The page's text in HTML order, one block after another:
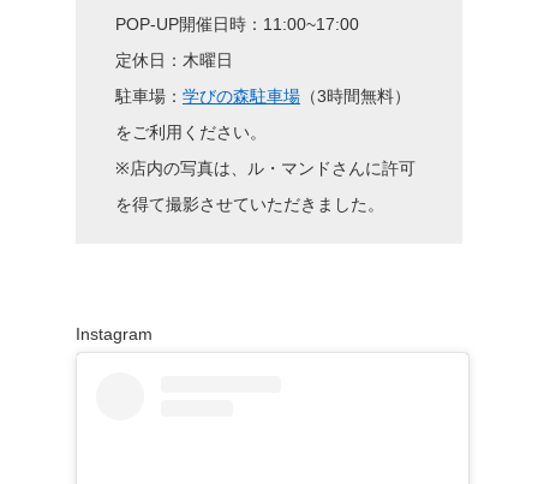
POP-UP開催日時：11:00~17:00
定休日：木曜日
駐車場： 学びの森駐車場（3時間無料）
をご利用ください。
※店内の写真は、ル・マンドさんに許可
を得て撮影させていただきました。
Instagram